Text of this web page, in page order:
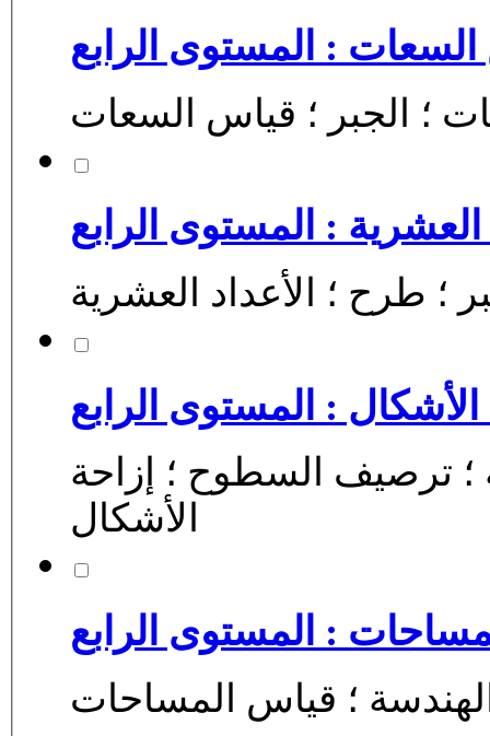
: المستوى الرابع
؛ الجبر ؛ قياس السعات
: المستوى الرابع
: المستوى الرابع
؛ الرياضيات ؛ الهندسة ؛ ترصيف السطوح ؛ إزاحة
الأشكال
: المستوى الرابع